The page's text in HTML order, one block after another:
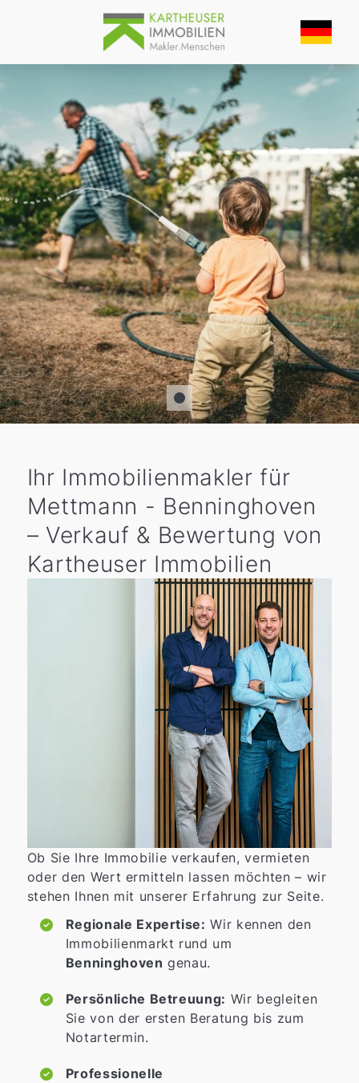
Ihr Immobilienmakler für
Mettmann - Benninghoven
– Verkauf & Bewertung von
Kartheuser Immobilien
Ob Sie Ihre Immobilie verkaufen, vermieten
oder den Wert ermitteln lassen möchten – wir
stehen Ihnen mit unserer Erfahrung zur Seite.
Regionale Expertise: Wir kennen den
Immobilienmarkt rund um
Benninghoven genau.
Persönliche Betreuung: Wir begleiten
Sie von der ersten Beratung bis zum
Notartermin.
Professionelle